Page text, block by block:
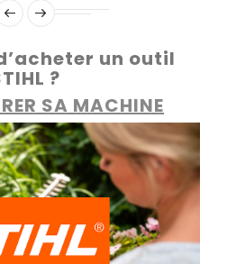
un outil
?
SA MACHINE